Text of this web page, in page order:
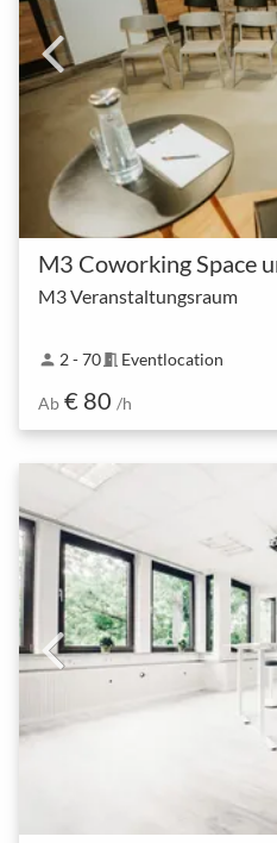
M3 Coworking Space
M3 Veranstaltungsraum
person 2 - 70meeting_room Eventlocation
Ab € 80 /h